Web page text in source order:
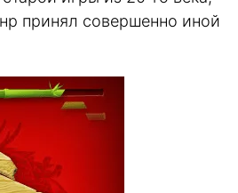
принял совершенно иной